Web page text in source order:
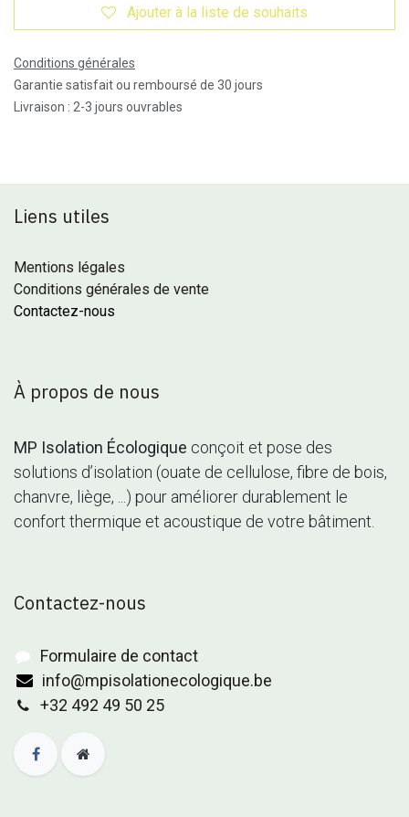
Ajouter à la liste de souhaits
Conditions générales
Garantie satisfait ou remboursé de 30 jours
Livraison : 2-3 jours ouvrables
Liens utiles
Mentions légales
Conditions générales de vente
Contactez-nous
À propos de nous
MP Isolation Écologique conçoit et pose des
solutions d’isolation (ouate de cellulose, fibre de bois,
chanvre, liège, ...) pour améliorer durablement le
confort thermique et acoustique de votre bâtiment.
Contactez-nous
Formulaire de contact
info@mpisolationecologique.be
+32 492 49 50 25